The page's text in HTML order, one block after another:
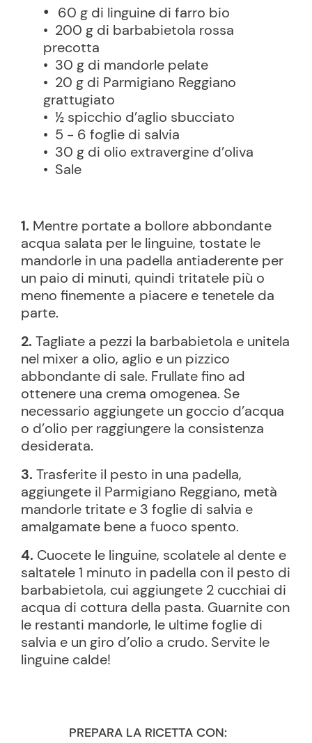
• 60 g di linguine di farro bio
• 200 g di barbabietola rossa
precotta
• 30 g di mandorle pelate
• 20 g di Parmigiano Reggiano
grattugiato
• ½ spicchio d’aglio sbucciato
• 5 - 6 foglie di salvia
• 30 g di olio extravergine d’oliva
• Sale
1. Mentre portate a bollore abbondante
acqua salata per le linguine, tostate le
mandorle in una padella antiaderente per
un paio di minuti, quindi tritatele più o
meno finemente a piacere e tenetele da
parte.
2. Tagliate a pezzi la barbabietola e unitela
nel mixer a olio, aglio e un pizzico
abbondante di sale. Frullate fino ad
ottenere una crema omogenea. Se
necessario aggiungete un goccio d’acqua
o d’olio per raggiungere la consistenza
desiderata.
3. Trasferite il pesto in una padella,
aggiungete il Parmigiano Reggiano, metà
mandorle tritate e 3 foglie di salvia e
amalgamate bene a fuoco spento.
4. Cuocete le linguine, scolatele al dente e
saltatele 1 minuto in padella con il pesto di
barbabietola, cui aggiungete 2 cucchiai di
acqua di cottura della pasta. Guarnite con
le restanti mandorle, le ultime foglie di
salvia e un giro d’olio a crudo. Servite le
linguine calde!
PREPARA LA RICETTA CON: